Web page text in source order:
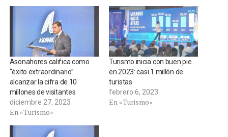
Asonahores califica como
“éxito extraordinario”
alcanzar la cifra de 10
millones de visitantes
diciembre 27, 2023
En «Turismo»
Turismo inicia con buen pie
en 2023: casi 1 millón de
turistas
febrero 6, 2023
En «Turismo»